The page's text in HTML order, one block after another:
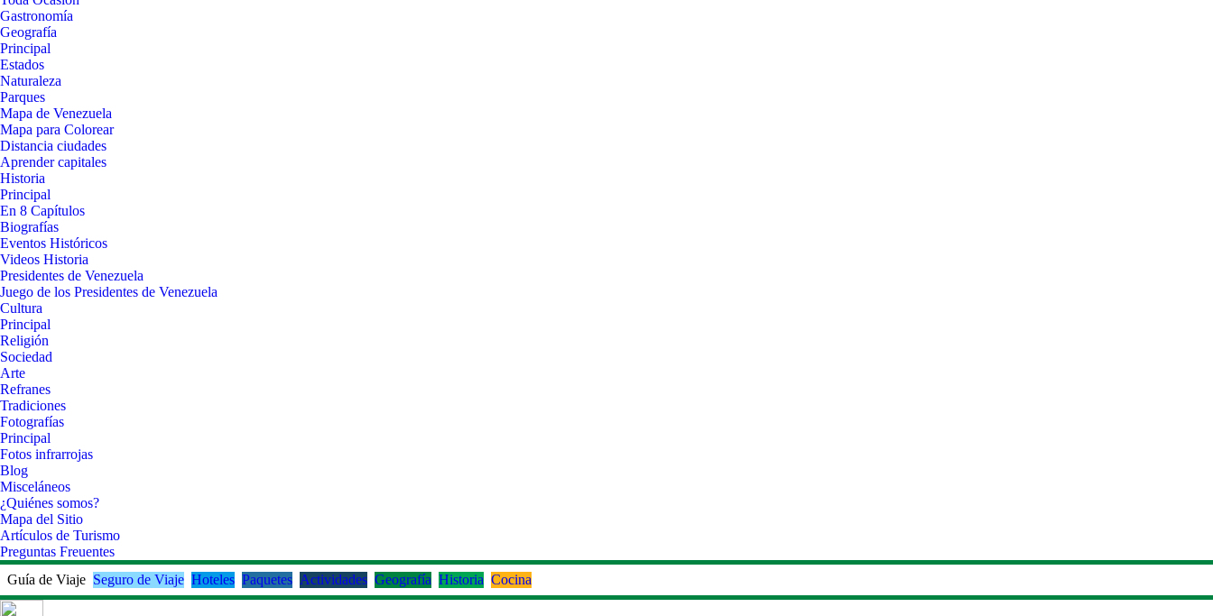
Gastronomía
Geografía
Principal
Estados
Naturaleza
Parques
Mapa de Venezuela
Mapa para Colorear
Distancia ciudades
Aprender capitales
Historia
Principal
En 8 Capítulos
Biografías
Eventos Históricos
Videos Historia
Presidentes de Venezuela
Juego de los Presidentes de Venezuela
Cultura
Principal
Religión
Sociedad
Arte
Refranes
Tradiciones
Fotografías
Principal
Fotos infrarrojas
Blog
Misceláneos
¿Quiénes somos?
Mapa del Sitio
Artículos de Turismo
Preguntas Freuentes
Guía de Viaje Seguro de Viaje Hoteles Paquetes Actividades Geografía Historia Cocina